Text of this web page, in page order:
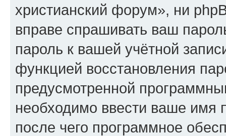
христианский форум», ни
вправе спрашивать ваш
пароль к вашей учётной
функцией восстановления
предусмотренной
необходимо ввести ваше имя
после чего программное